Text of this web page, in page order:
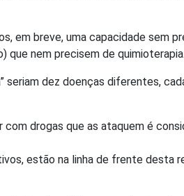
em breve, uma capacidade sem
nem precisem de
seriam dez doenças diferentes,
drogas que as ataquem é
estão na linha de frente desta